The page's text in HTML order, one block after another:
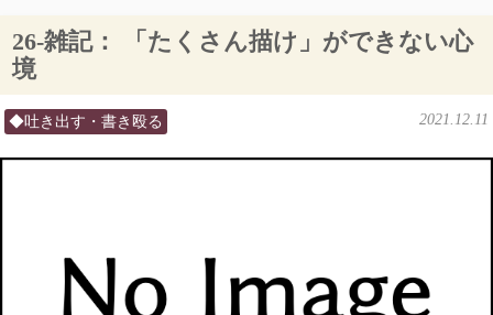
26-雑記： 「たくさん描け」ができない心
境
◆吐き出す・書き殴る 2021.12.11